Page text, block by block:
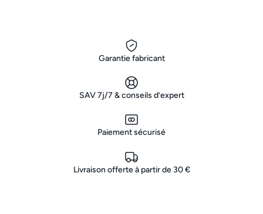
Garantie fabricant
SAV 7j/7 & conseils d’expert
Paiement sécurisé
Livraison offerte à partir de 30 €